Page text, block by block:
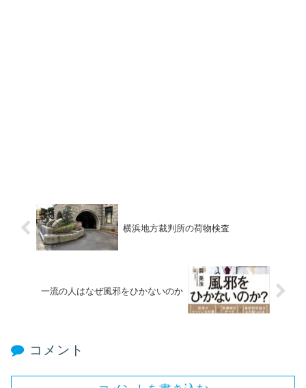
横浜地方裁判所の荷物検査
一流の人はなぜ風邪をひかないのか
コメント